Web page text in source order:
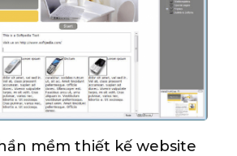
mềm thiết kế website